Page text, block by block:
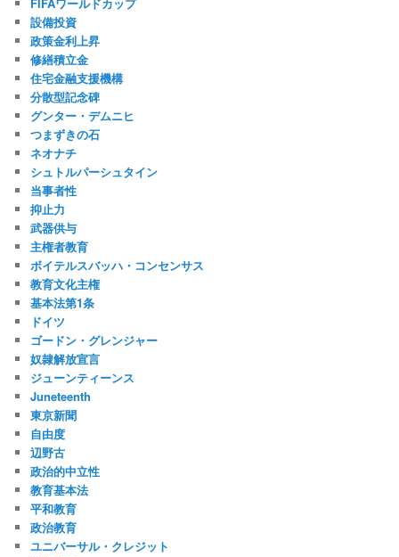
FIFAワールドカップ
設備投資
政策金利上昇
修繕積立金
住宅金融支援機構
分散型記念碑
グンター・デムニヒ
つまずきの石
ネオナチ
シュトルパーシュタイン
当事者性
抑止力
武器供与
主権者教育
ボイテルスバッハ・コンセンサス
教育文化主権
基本法第1条
ドイツ
ゴードン・グレンジャー
奴隷解放宣言
ジューンティーンス
Juneteenth
東京新聞
自由度
辺野古
政治的中立性
教育基本法
平和教育
政治教育
ユニバーサル・クレジット